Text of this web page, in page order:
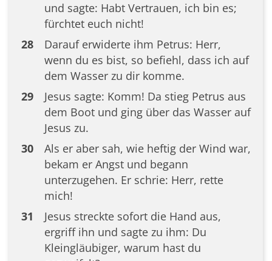
und sagte: Habt Vertrauen, ich bin es;
fürchtet euch nicht!
28
Darauf erwiderte ihm Petrus: Herr,
wenn du es bist, so befiehl, dass ich auf
dem Wasser zu dir komme.
29
Jesus sagte: Komm! Da stieg Petrus aus
dem Boot und ging über das Wasser auf
Jesus zu.
30
Als er aber sah, wie heftig der Wind war,
bekam er Angst und begann
unterzugehen. Er schrie: Herr, rette
mich!
31
Jesus streckte sofort die Hand aus,
ergriff ihn und sagte zu ihm: Du
Kleingläubiger, warum hast du